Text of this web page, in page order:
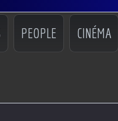
PEOPLE CINÉMA